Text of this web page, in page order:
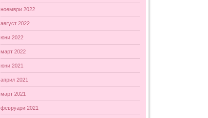
ноември 2022
август 2022
юни 2022
март 2022
юни 2021
април 2021
март 2021
февруари 2021